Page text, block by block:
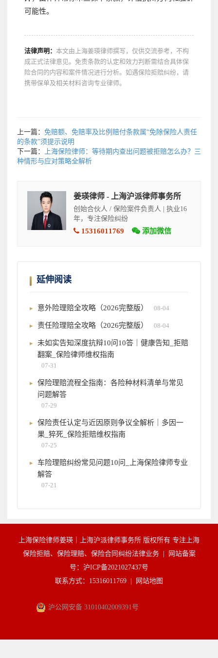
可能性。
法律声明： 本文由上海姜瑛律师撰写，仅供交流参考，不构
成正式法律意见。免责条款的认定和效力判断需结合具体保
险合同的内容和案件情况进行分析。如遇保险拒赔纠纷，请
携带保单及相关材料咨询专业律师。
上一篇： 免赔额、免赔率及比例赔付条款属“免除保险人责任
的条款”须提示说明
下一篇：
上海保险律师：等待期内查出问题被拒赔怎么办？三
种情形与应对策略全解析
姜瑛律师 - 上海沪派律师事务所
创始合伙人 / 保险案件负责人 | 执业16
年，专注保险纠纷
15316011769 添加微信
延伸阅读
意外险理赔全攻略（2026完整版） 08-04
责任险理赔全攻略（2026完整版） 08-04
未如实告知深度抗辩10问10答｜健康告知_拒赔
翻案_保险律师维权指南
07-31
保险理赔流程全指南：各险种材料清单与常见
问题解答
07-29
保险责任认定与近因原则争议全解析｜多因一
果_猝死_保险拒赔维权指南
07-25
车险理赔纠纷常见问题10问_上海保险律师专业
解答
07-21
上海保险律师姜瑛｜上海沪派律师事务所 版权所有 专注上海
保险拒赔、保险理赔、保险合同纠纷法律业务 |
网站备案
号：沪ICP备2021027437号
联系方式：15316011769 |
网站地图
沪公网安备 31010402009391号